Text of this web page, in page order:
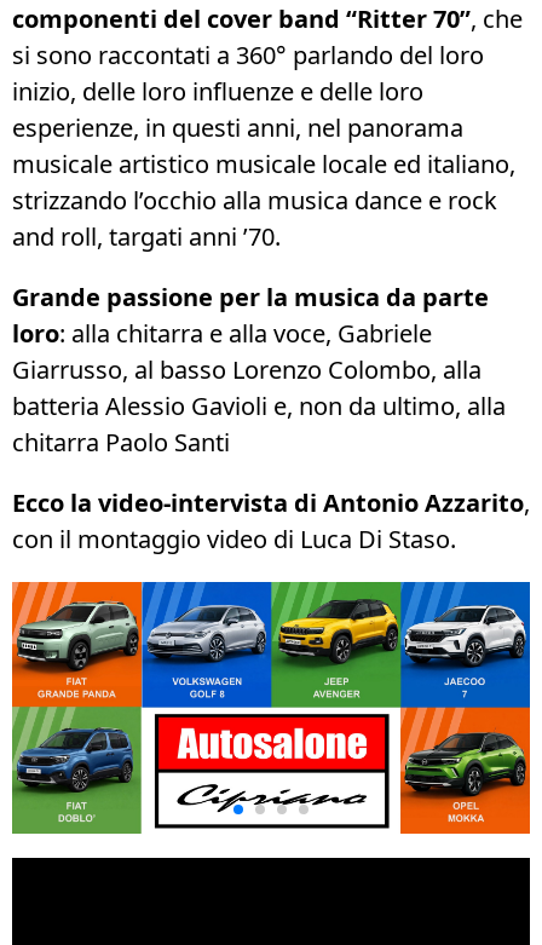
componenti del cover band “Ritter 70”, che
si sono raccontati a 360° parlando del loro
inizio, delle loro influenze e delle loro
esperienze, in questi anni, nel panorama
musicale artistico musicale locale ed italiano,
strizzando l’occhio alla musica dance e rock
and roll, targati anni ’70.
Grande passione per la musica da parte
loro: alla chitarra e alla voce, Gabriele
Giarrusso, al basso Lorenzo Colombo, alla
batteria Alessio Gavioli e, non da ultimo, alla
chitarra Paolo Santi
Ecco la video-intervista di Antonio Azzarito,
con il montaggio video di Luca Di Staso.